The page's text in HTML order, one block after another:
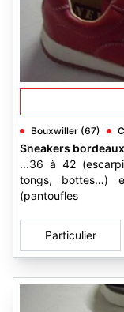
Bouxwiller (67)
Sneakers
...36 à 42
tongs, bottes…)
(pantoufles
Particulier